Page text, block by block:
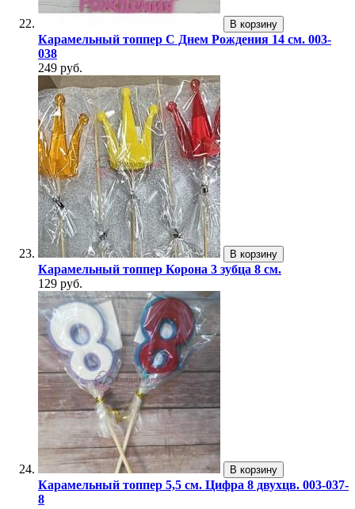
В корзину
Карамельный топпер С Днем Рождения 14 см. 003-
038
249 руб.
В корзину
Карамельный топпер Корона 3 зубца 8 см.
129 руб.
В корзину
Карамельный топпер 5,5 см. Цифра 8 двухцв. 003-037-
8